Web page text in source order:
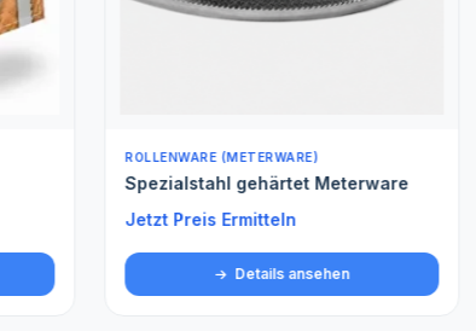
ROLLENWARE (METERWARE)
Spezialstahl gehärtet Meterware
Jetzt Preis Ermitteln
Details ansehen
KA8-3
40-60
3.90 €
inkl. MwSt.